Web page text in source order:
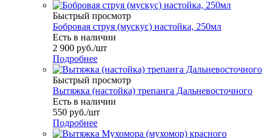
Быстрый просмотр
Бобровая струя (мускус) настойка, 250мл
Есть в наличии
2 900 руб./шт
Подробнее
Быстрый просмотр
Вытяжка (настойка) трепанга Дальневосточного
Есть в наличии
550 руб./шт
Подробнее